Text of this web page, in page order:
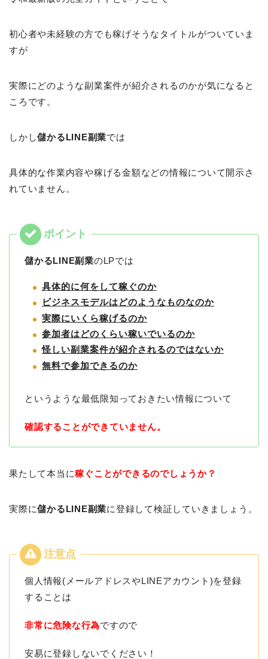
初心者や未経験の方でも稼げそうなタイトルがついていま
すが
実際にどのような副業案件が紹介されるのかが気になると
ころです。
しかし儲かるLINE副業では
具体的な作業内容や稼げる金額などの情報について開示さ
れていません。
儲かるLINE副業のLPでは
具体的に何をして稼ぐのか
ビジネスモデルはどのようなものなのか
実際にいくら稼げるのか
参加者はどのくらい稼いでいるのか
怪しい副業案件が紹介されるのではないか
無料で参加できるのか
というような最低限知っておきたい情報について
確認することができていません。
果たして本当に稼ぐことができるのでしょうか？
実際に儲かるLINE副業に登録して検証していきましょう。
個人情報(メールアドレスやLINEアカウント)を登録
することは
非常に危険な行為ですので
安易に登録しないでください！